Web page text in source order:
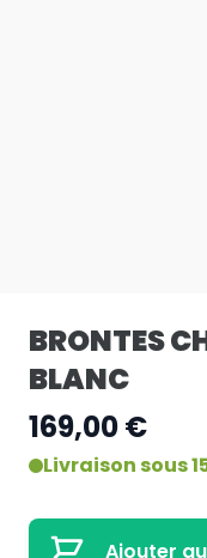
BRONTES
BLANC
169,00 €
Livraison sous
Ajouter